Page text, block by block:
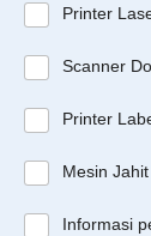
Printer
Scanner
Printer
Mesin Jahit
Informasi